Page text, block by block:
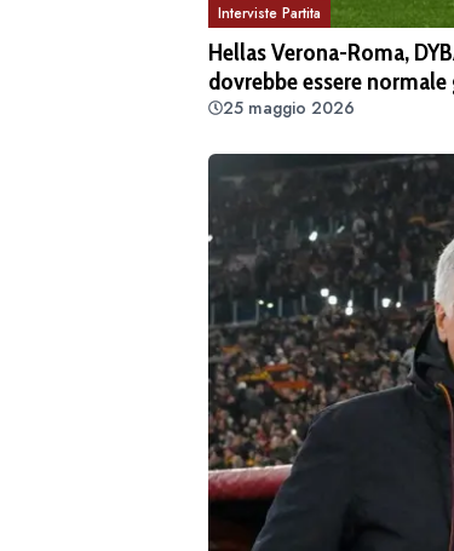
Interviste Partita
Hellas Verona-Roma,
dovrebbe essere
25 maggio 2026